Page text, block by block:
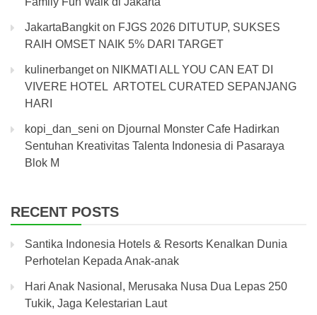
JakartaBangkiton FJGS 2026 DITUTUP, SUKSES
RAIH OMSET NAIK 5% DARI TARGET
kulinerbangeton NIKMATI ALL YOU CAN EAT DI
VIVERE HOTEL ARTOTEL CURATED SEPANJANG
HARI
kopi_dan_seni on Djournal Monster Cafe Hadirkan
Sentuhan Kreativitas Talenta Indonesia di Pasaraya
Blok M
RECENT POSTS
Santika Indonesia Hotels & Resorts Kenalkan Dunia
Perhotelan Kepada Anak-anak
Hari Anak Nasional, Merusaka Nusa Dua Lepas 250
Tukik, Jaga Kelestarian Laut